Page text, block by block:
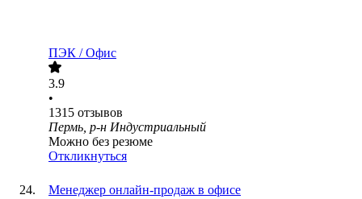
ПЭК / Офис
3.9
•
1315 отзывов
Пермь, р-н Индустриальный
Можно без резюме
Откликнуться
Менеджер онлайн-продаж в офисе